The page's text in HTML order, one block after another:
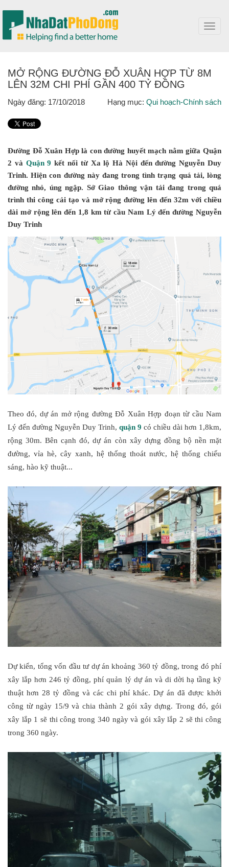
MỞ RỘNG ĐƯỜNG ĐỖ XUÂN HỢP TỪ 8M
LÊN 32M CHI PHÍ GẦN 400 TỶ ĐỒNG
Ngày đăng: 17/10/2018 Hạng mục: Qui hoạch-Chính sách
Đường Đỗ Xuân Hợp là con đường huyết mạch nằm giữa Quận
2 và Quận 9 kết nối từ Xa lộ Hà Nội đến đường Nguyễn Duy
Trinh. Hiện con đường này đang trong tình trạng quá tải, lòng
đường nhỏ, úng ngập. Sở Giao thông vận tải đang trong quá
trình thi công cải tạo và mở rộng đường lên đến 32m với chiều
dài mở rộng lên đến 1,8 km từ cầu Nam Lý đến đường Nguyễn
Duy Trinh
Theo đó, dự án mở rộng đường Đỗ Xuân Hợp đoạn từ cầu Nam
Lý đến đường Nguyễn Duy Trinh, quận 9 có chiều dài hơn 1,8km,
rộng 30m. Bên cạnh đó, dự án còn xây dựng đồng bộ nền mặt
đường, vỉa hè, cây xanh, hệ thống thoát nước, hệ thống chiếu
sáng, hào kỹ thuật...
Dự kiến, tổng vốn đầu tư dự án khoảng 360 tỷ đồng, trong đó phí
xây lắp hơn 246 tỷ đồng, phí quản lý dự án và di dời hạ tầng kỹ
thuật hơn 28 tỷ đồng và các chi phí khác. Dự án đã được khởi
công từ ngày 15/9 và chia thành 2 gói xây dựng. Trong đó, gói
xây lắp 1 sẽ thi công trong 340 ngày và gói xây lắp 2 sẽ thi công
trong 360 ngày.